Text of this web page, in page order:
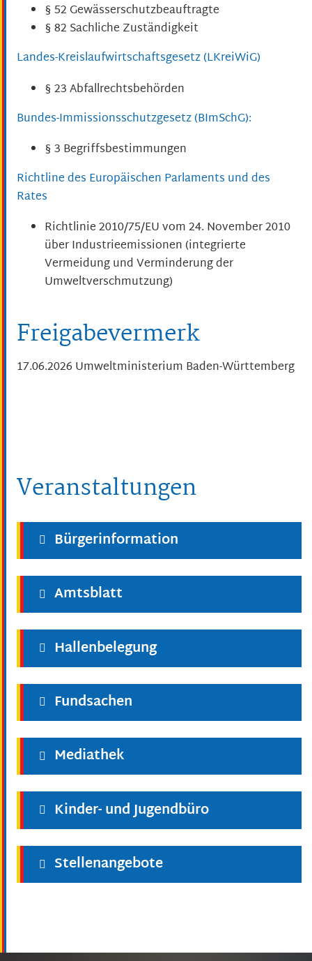
§ 52 Gewässerschutzbeauftragte
§ 82 Sachliche Zuständigkeit
Landes-Kreislaufwirtschaftsgesetz (LKreiWiG)
§ 23Abfallrechtsbehörden
Bundes-Immissionsschutzgesetz (BImSchG):
§ 3 Begriffsbestimmungen
Richtline des Europäischen Parlaments und des
Rates
Richtlinie 2010/75/EU vom 24. November 2010
über Industrieemissionen (integrierte
Vermeidung und Verminderung der
Umweltverschmutzung)
Freigabevermerk
17.06.2026 Umweltministerium Baden-Württemberg
Veranstaltungen
Bürgerinformation
Amtsblatt
Hallenbelegung
Fundsachen
Mediathek
Kinder- und Jugendbüro
Stellenangebote